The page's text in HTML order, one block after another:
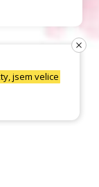
jsem velice